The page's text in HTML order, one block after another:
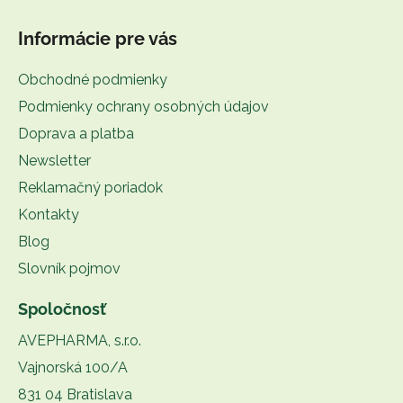
Informácie pre vás
Obchodné podmienky
Podmienky ochrany osobných údajov
Doprava a platba
Newsletter
Reklamačný poriadok
Kontakty
Blog
Slovník pojmov
Spoločnosť
AVEPHARMA, s.r.o.
Vajnorská 100/A
831 04 Bratislava